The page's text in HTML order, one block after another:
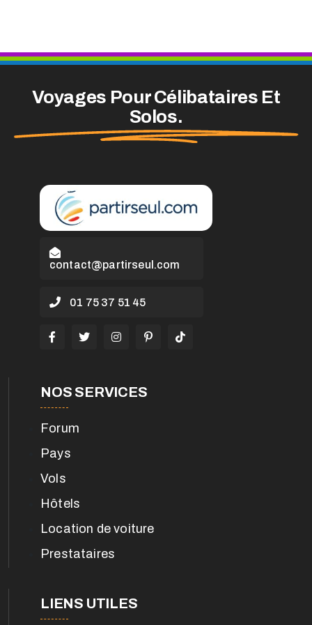
Voyages Pour Célibataires Et
Solos.
contact@partirseul.com
01 75 37 51 45
NOS SERVICES
Forum
Pays
Vols
Hôtels
Location de voiture
Prestataires
LIENS UTILES